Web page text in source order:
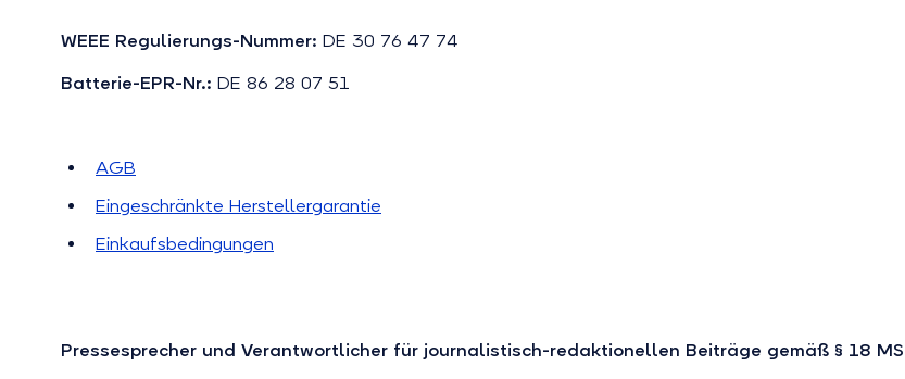
WEEE Regulierungs-Nummer: DE 30 76 47 74
Batterie-EPR-Nr.: DE 86 28 07 51
AGB
Eingeschränkte Herstellergarantie
Einkaufsbedingungen
Pressesprecher und Verantwortlicher für journalistisch-redaktionellen Beiträge gemäß § 18